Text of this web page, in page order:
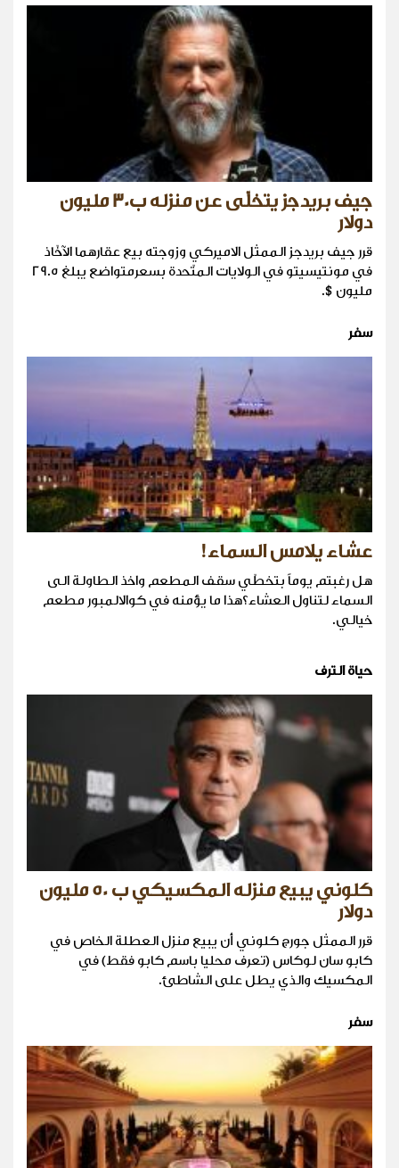
جيف بريدجز يتخلّى عن منزله ب30 مليون
دولار
قرر جيف بريدجز الممثل الاميركي وزوجته بيع عقارهما الآخّاذ
في مونتيسيتو في الولايات المتّحدة بسعرمتواضع يبلغ 29.5
مليون$.
سفر
عشاء يلامس السماء!
هل رغبتم يوماً بتخطّي سقف المطعم واخذ الطاولة الى
السماء لتناول العشاء؟هذا ما يؤمنه في كوالالمبور مطعم
خيالي.
حياة الترف
كلوني يبيع منزله المكسيكي ب 50 مليون
دولار
قرر الممثل جورج كلوني أن يبيع منزل العطلة الخاص في
كابو سان لوكاس (تعرف محليا باسم كابو فقط) في
المكسيك والذي يطل على الشاطئ.
سفر